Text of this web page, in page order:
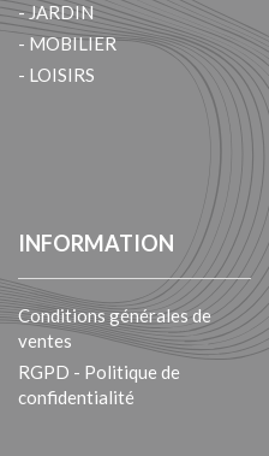
- JARDIN
- MOBILIER
- LOISIRS
INFORMATION
Conditions générales de
ventes
RGPD - Politique de
confidentialité